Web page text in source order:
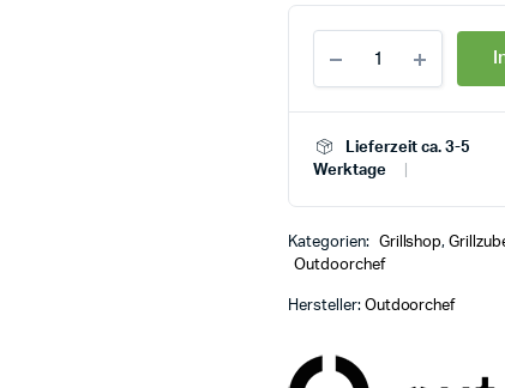
Lieferzeit ca. 3-5
Werktage
Kategorien: Grillshop,
Outdoorchef
Hersteller: Outdoorchef